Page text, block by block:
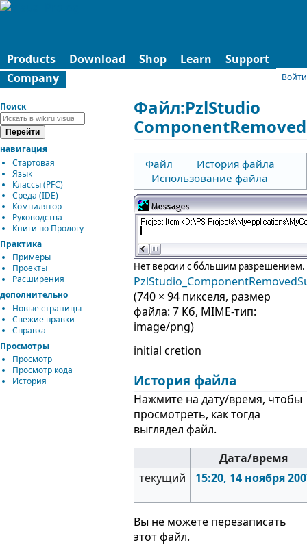
Products Download Shop Learn
Support
Company
Файл:PzlStudio
Файл
История файла
Использование файла
Нет версии с бо́льшим разрешением.
(740 × 94 пикселя, размер
файла: 7 Кб, MIME-тип:
image/png)
initial cretion
История файла
Нажмите на дату/время, чтобы
просмотреть, как тогда
выглядел файл.
Дата/время
текущий
15:20, 14 ноября
Вы не можете перезаписать
этот файл.
Поиск
навигация
Стартовая
Язык
Классы (PFC)
Среда (IDE)
Компилятор
Руководства
Книги по Прологу
Практика
Примеры
Проекты
Расширения
дополнительно
Новые страницы
Свежие правки
Справка
Войти
Просмотры
Просмотр
Просмотр кода
История